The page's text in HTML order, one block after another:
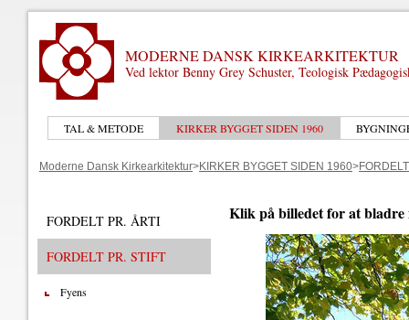
MODERNE DANSK KIRKEARKITEKTUR
Ved lektor Benny Grey Schuster, Teologisk
TAL & METODE KIRKER BYGGET SIDEN 1960
Moderne Dansk Kirkearkitektur>KIRKER BYGGET SIDEN 1960>
FORDELT PR. ÅRTI
FORDELT PR. STIFT
Fyens
Klik på billedet for at bladre